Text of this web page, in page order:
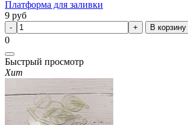
Платформа для заливки
9 руб
В корзину
0
Быстрый просмотр
Хит